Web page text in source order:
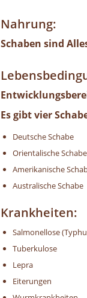
Nahrung:
Schaben sind
Es gibt vier
Deutsche Schabe
Orientalische Schabe
Amerikanische
Australische Schabe
Krankheiten:
Salmonellose
Tuberkulose
Lepra
Eiterungen